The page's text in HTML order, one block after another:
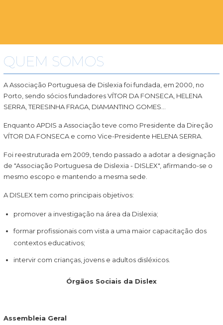
QUEM SOMOS
A Associação Portuguesa de Dislexia foi fundada, em 2000, no
Porto, sendo sócios fundadores VÍTOR DA FONSECA, HELENA
SERRA, TERESINHA FRAGA, DIAMANTINO GOMES...
Enquanto APDIS a Associação teve como Presidente da Direção
VÍTOR DA FONSECA e como Vice-Presidente HELENA SERRA.
Foi reestruturada em 2009, tendo passado a adotar a designação
de "Associação Portuguesa de Dislexia - DISLEX", afirmando-se o
mesmo escopo e mantendo a mesma sede.
A DISLEX tem como principais objetivos:
promover a investigação na área da Dislexia;
formar profissionais com vista a uma maior capacitação dos
contextos educativos;
intervir com crianças, jovens e adultos disléxicos.
Órgãos Sociais da Dislex
Assembleia Geral